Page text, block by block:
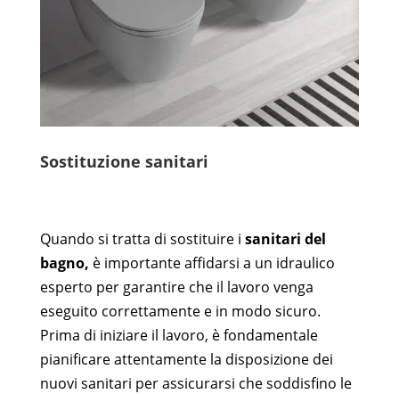
Sostituzione sanitari
Quando si tratta di sostituire i sanitari del
bagno, è importante affidarsi a un idraulico
esperto per garantire che il lavoro venga
eseguito correttamente e in modo sicuro.
Prima di iniziare il lavoro, è fondamentale
pianificare attentamente la disposizione dei
nuovi sanitari per assicurarsi che soddisfino le